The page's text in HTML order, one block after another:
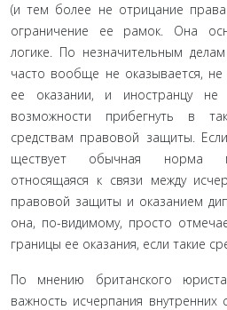
(и тем более не отрицание
ограничение ее ра­мок. Она
логике. По незначительным
часто вообще не оказывается,
ее оказании, и иностранцу не
возможности прибегнуть в
средствам правовой защиты.
ществует обычная норма
относящаяся к связи между
правовой защиты и оказанием
она, по-видимому, про­сто
границы ее оказания, если такие
По мнению британского
важность исчерпания